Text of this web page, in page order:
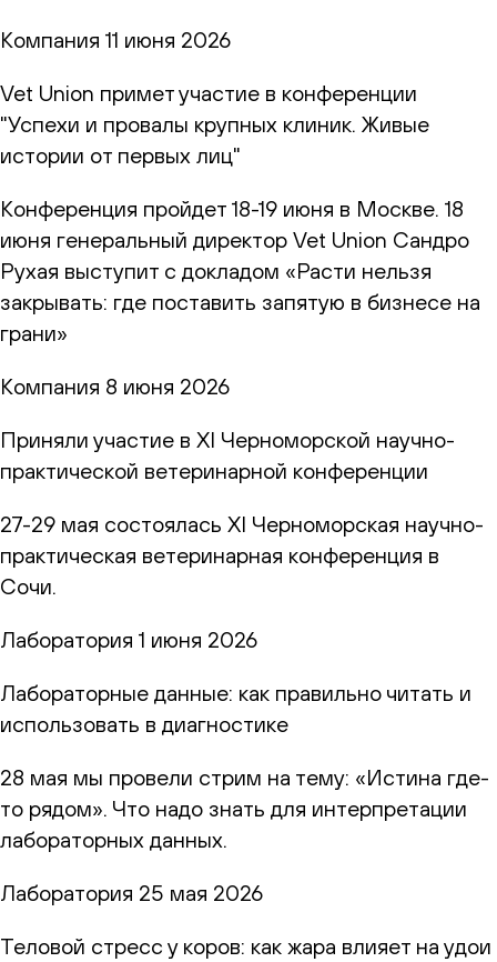
Компания 11 июня 2026
Vet Union примет участие в конференции
"Успехи и провалы крупных клиник. Живые
истории от первых лиц"
Конференция пройдет 18-19 июня в Москве. 18
июня генеральный директор Vet Union Сандро
Рухая выступит с докладом «Расти нельзя
закрывать: где поставить запятую в бизнесе на
грани»
Компания 8 июня 2026
Приняли участие в XI Черноморской научно-
практической ветеринарной конференции
27-29 мая состоялась XI Черноморская научно-
практическая ветеринарная конференция в
Сочи.
Лаборатория 1 июня 2026
Лабораторные данные: как правильно читать и
использовать в диагностике
28 мая мы провели стрим на тему: «Истина где-
то рядом». Что надо знать для интерпретации
лабораторных данных.
Лаборатория 25 мая 2026
Теловой стресс у коров: как жара влияет на удои